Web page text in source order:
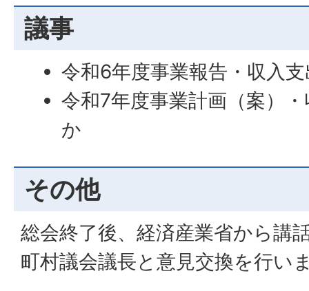
議事
令和6年度事業報告・収入
令和7年度事業計画（案）
か
その他
総会終了後、経済産業省から講
町村議会議長と意見交換を行い